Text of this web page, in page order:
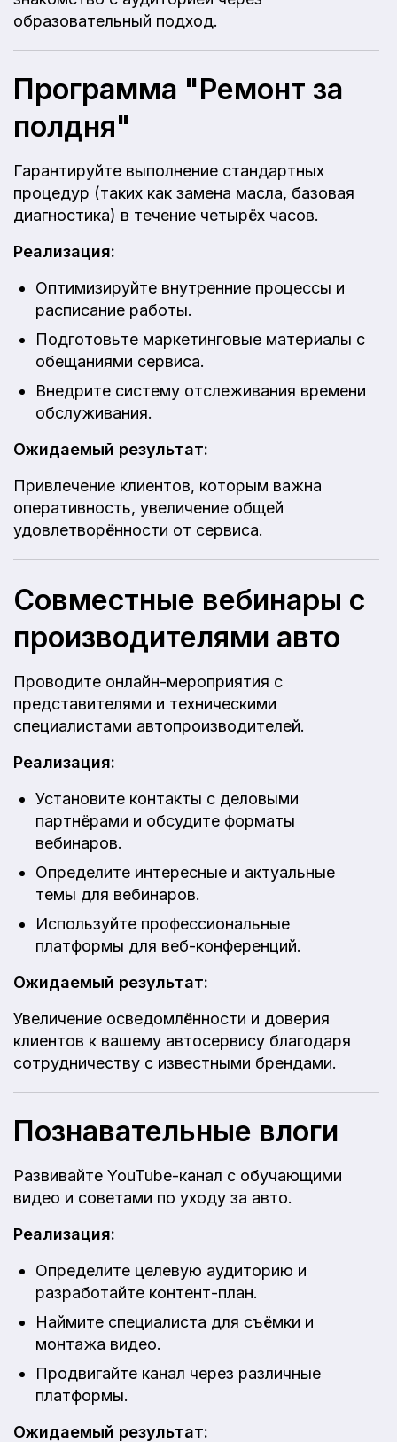
образовательный подход.
Программа "Ремонт за
полдня"
Гарантируйте выполнение стандартных
процедур (таких как замена масла, базовая
диагностика) в течение четырёх часов.
Реализация:
Оптимизируйте внутренние процессы и
расписание работы.
Подготовьте маркетинговые материалы с
обещаниями сервиса.
Внедрите систему отслеживания времени
обслуживания.
Ожидаемый результат:
Привлечение клиентов, которым важна
оперативность, увеличение общей
удовлетворённости от сервиса.
Совместные вебинары с
производителями авто
Проводите онлайн-мероприятия с
представителями и техническими
специалистами автопроизводителей.
Реализация:
Установите контакты с деловыми
партнёрами и обсудите форматы
вебинаров.
Определите интересные и актуальные
темы для вебинаров.
Используйте профессиональные
платформы для веб-конференций.
Ожидаемый результат:
Увеличение осведомлённости и доверия
клиентов к вашему автосервису благодаря
сотрудничеству с известными брендами.
Познавательные влоги
Развивайте YouTube-канал с обучающими
видео и советами по уходу за авто.
Реализация:
Определите целевую аудиторию и
разработайте контент-план.
Наймите специалиста для съёмки и
монтажа видео.
Продвигайте канал через различные
платформы.
Ожидаемый результат: